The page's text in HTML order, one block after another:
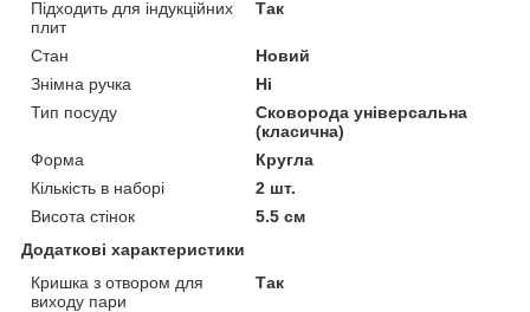
Підходить для індукційних
плит
Так
Стан
Новий
Знімна ручка
Ні
Тип посуду
Сковорода універсальна
(класична)
Форма
Кругла
Кількість в наборі
2 шт.
Висота стінок
5.5 см
Додаткові характеристики
Кришка з отвором для
виходу пари
Так